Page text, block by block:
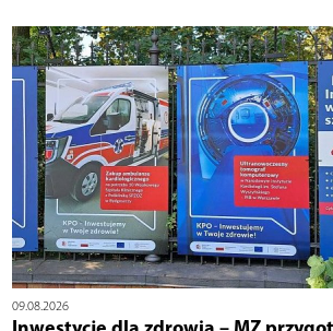
09.08.2026